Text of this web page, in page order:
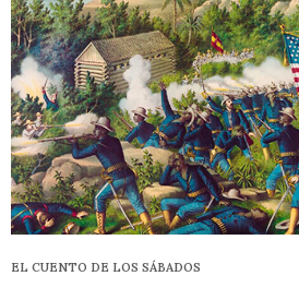
EL CUENTO DE LOS SÁBADOS